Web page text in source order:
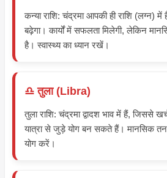
कन्या राशि: चंद्रमा आपकी ही राशि (लग्न)
बढ़ेगा। कार्यों में सफलता मिलेगी, लेकिन
है। स्वास्थ्य का ध्यान रखें।
♎ तुला (Libra)
तुला राशि: चंद्रमा द्वादश भाव में हैं, जिससे
यात्रा से जुड़े योग बन सकते हैं। मानसिक
योग करें।